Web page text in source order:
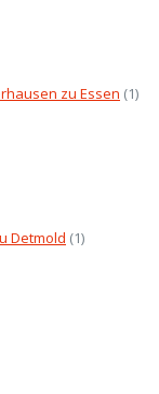
zu Essen (1)
Detmold (1)